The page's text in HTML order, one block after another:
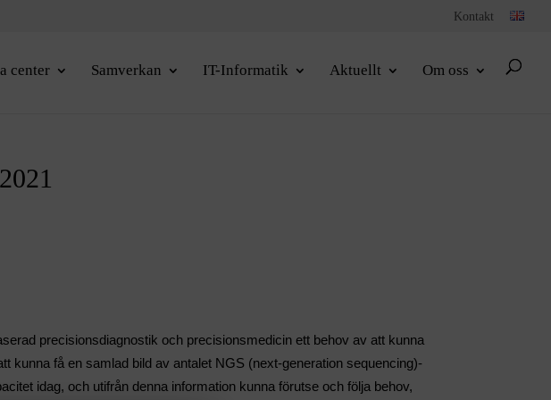
Kontakt
center Samverkan IT-Informatik Aktuellt Om oss
precisionsdiagnostik och precisionsmedicin ett behov av att kunna
få en samlad bild av antalet NGS (next-generation sequencing)-
idag, och utifrån denna information kunna förutse och följa behov,